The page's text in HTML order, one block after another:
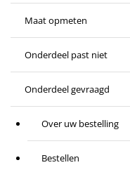
Maat opmeten
Onderdeel past niet
Onderdeel gevraagd
Over uw bestelling
Bestellen